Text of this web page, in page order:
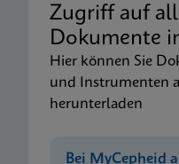
Zugriff auf
Dokumente
Hier können Sie
und Instrumenten
herunterladen
Bei MyCepheid